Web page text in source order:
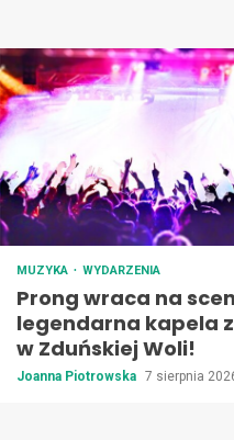
MUZYKA WYDARZENIA
Prong wraca na
legendarna kapela
w Zduńskiej Woli!
Joanna Piotrowska 7 sierpnia